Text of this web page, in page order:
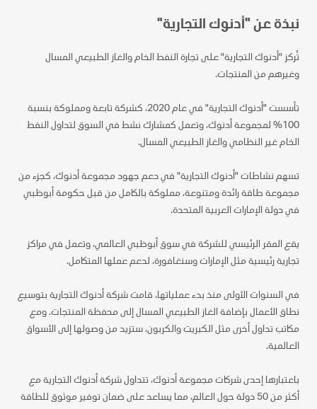
نبذة عن "أدنوك التجارية"
تُركز "أدنوك التجارية" على تجارة النفط الخام والغاز الطبيعي المسال
وغيرهم من المنتجات.
تأسست "أدنوك التجارية" في عام 2020، كشركة تابعة ومملوكة بنسبة
100% لمجموعة أدنوك، وتعمل كمشارك نشط في السوق لتداول النفط
الخام غير النظامي والغاز الطبيعي المسال.
تسهم نشاطات "أدنوك التجارية" في دعم جهود مجموعة أدنوك، كجزء من
مجموعة طاقة رائدة ومتنوعة، مملوكة بالكامل من قبل حكومة أبوظبي
في دولة الإمارات العربية المتحدة.
يقع المقر الرئيسي للشركة في سوق أبوظبي العالمي، وتعمل في مراكز
تجارية رئيسية مثل الإمارات وسنغافورة، لدعم عملها المتكامل.
في السنوات الأولى منذ بدء عملياتها، قامت شركة أدنوك التجارية بتوسيع
نطاق الأعمال بإضافة الغاز الطبيعي المسال إلى محفظة المنتجات. ومع
مكاتب تداول أخرى مثل الكبريت والكربون، ستزيد من وصولها إلى الأسواق
العالمية.
باعتبارها إحدى شركات مجموعة أدنوك، تتداول شركة أدنوك التجارية مع
أكثر من 50 دولة حول العالم، مما يساعد على ضمان توفير موثوق للطاقة